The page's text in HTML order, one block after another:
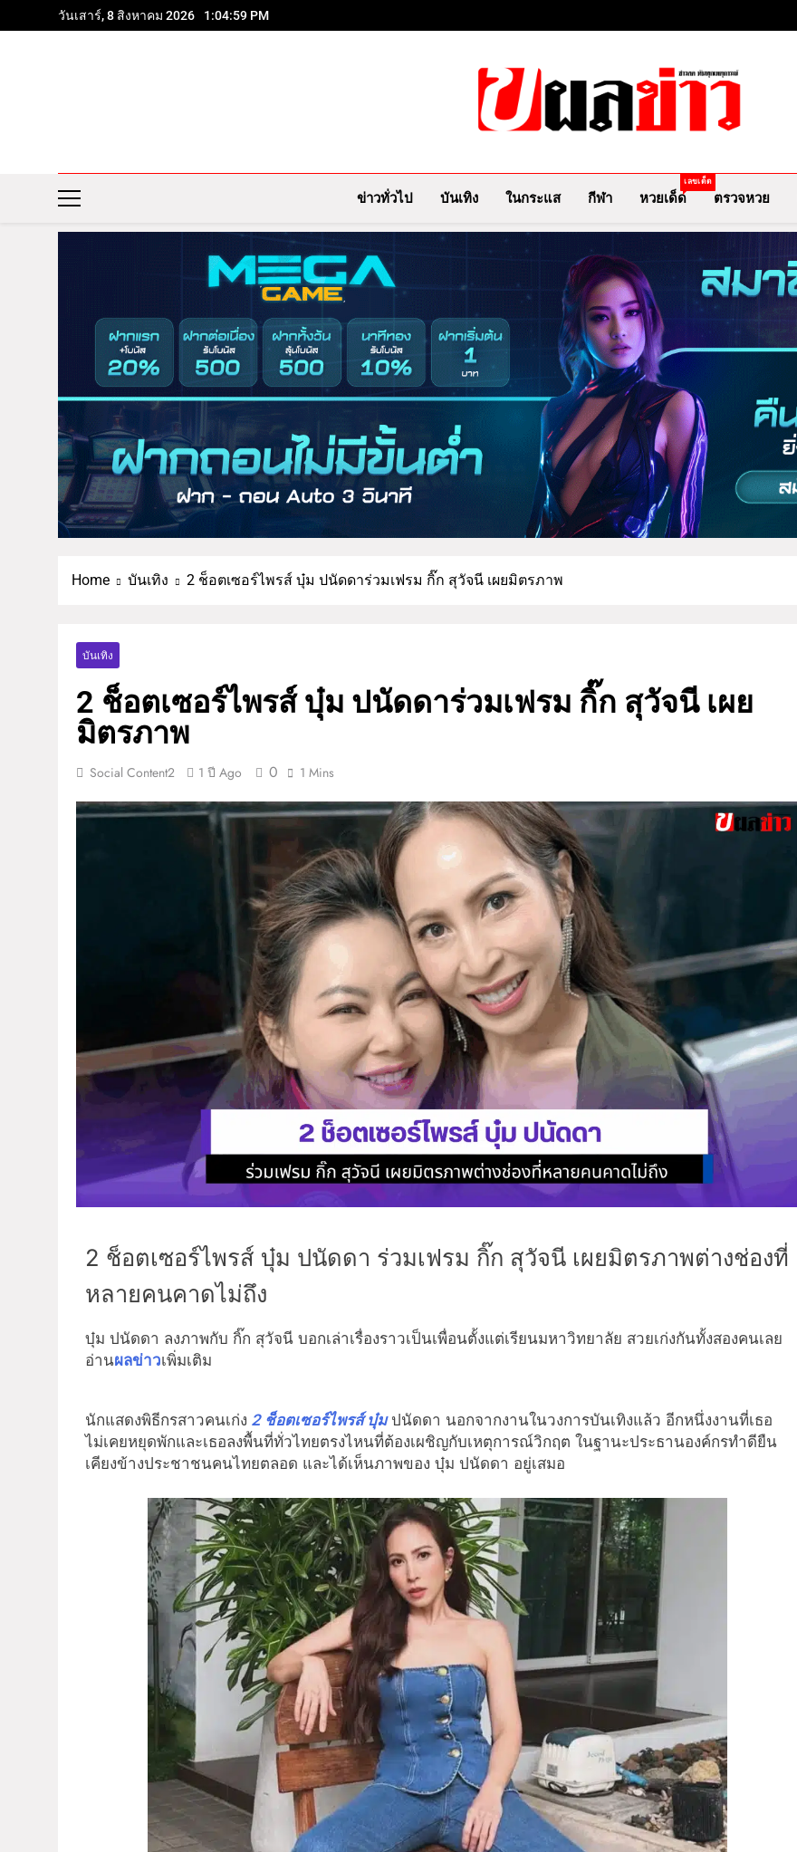
วันเสาร์, 8 สิงหาคม 2026 1:05:01 PM
ผลข่าว.com
ข่าวทั่วไป บันเทิง ในกระแส กีฬา หวยเด็ด
เลขเด็ด
ตรวจหวย
Home บันเทิง 2 ช็อตเซอร์ไพรส์ บุ๋ม ปนัดดาร่วมเฟรม กิ๊ก สุวัจนี เผยมิตรภาพ
บันเทิง
2 ช็อตเซอร์ไพรส์ บุ๋ม ปนัดดาร่วมเฟรม กิ๊ก สุวัจนี เผย
มิตรภาพ
Social Content2 1 ปี Ago 0 1 Mins
2 ช็อตเซอร์ไพรส์ บุ๋ม ปนัดดา ร่วมเฟรม กิ๊ก สุวัจนี เผยมิตรภาพต่างช่องที่
หลายคนคาดไม่ถึง
บุ๋ม ปนัดดา ลงภาพกับ กิ๊ก สุวัจนี บอกเล่าเรื่องราวเป็นเพื่อนตั้งแต่เรียนมหาวิทยาลัย สวยเก่งกันทั้งสองคนเลย
อ่านผลข่าวเพิ่มเติม
นักแสดงพิธีกรสาวคนเก่ง 2 ช็อตเซอร์ไพรส์ บุ๋ม ปนัดดา นอกจากงานในวงการบันเทิงแล้ว อีกหนึ่งงานที่เธอ
ไม่เคยหยุดพักและเธอลงพื้นที่ทั่วไทยตรงไหนที่ต้องเผชิญกับเหตุการณ์วิกฤต ในฐานะประธานองค์กรทำดียืน
เคียงข้างประชาชนคนไทยตลอด และได้เห็นภาพของ บุ๋ม ปนัดดา อยู่เสมอ